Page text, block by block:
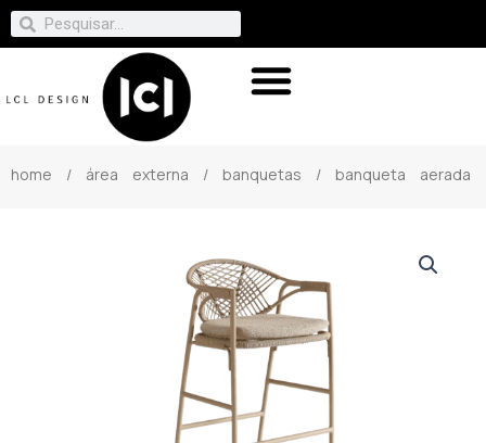
home / área externa / banquetas / banqueta aerada